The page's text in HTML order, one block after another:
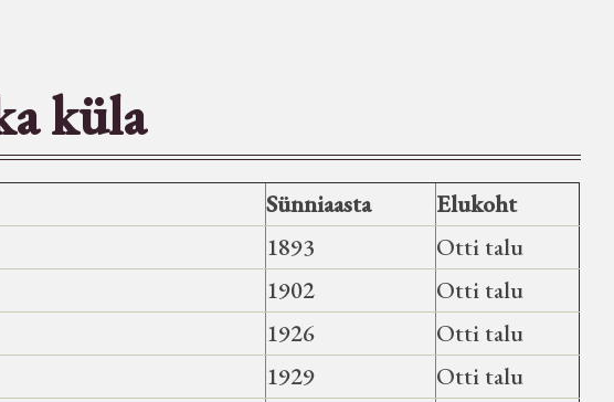
küla
Sünniaasta
Elukoht
1893
Otti talu
1902
Otti talu
1926
Otti talu
1929
Otti talu